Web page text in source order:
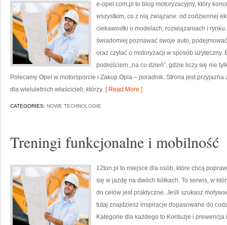
e-opel.com.pl to blog motoryzacyjny, który
wszystkim, co z nią związane: od codziennej
ciekawostki o modelach, rozwiązaniach i
świadomiej poznawać swoje auto,
oraz czytać o motoryzacji w sposób użyteczny.
podejściem „na co dzień”, gdzie liczy się nie
Polecamy Opel w motorsporcie i Zakup Opla – poradnik. Strona jest
dla wieluletnich właścicieli, którzy [ Read More ]
CATEGORIES: NOWE TECHNOLOGIE
Treningi funkcjonalne i mobilność
12ton.pl to miejsce dla osób, które chcą
się w jazdę na dwóch kółkach. To serwis, w
do celów jest praktyczne. Jeśli szukasz
tutaj znajdziesz inspiracje dopasowane do
Kategorie dla każdego to Kontuzje i